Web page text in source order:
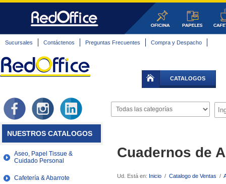
Sucursales Contáctenos Preguntas Frecuentes Compra y Despacho
CATALOGOS
NUESTROS CATALOGOS
Aseo, Papel Tissue &
Cuidado Personal
Cafetería & Abarrote
Cuadernos de
Ud. Está en: Inicio / Catalogo de Ventas /